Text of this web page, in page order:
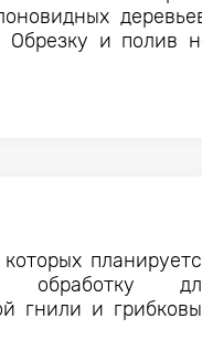
Обрезку и полив
обработку
гнили и